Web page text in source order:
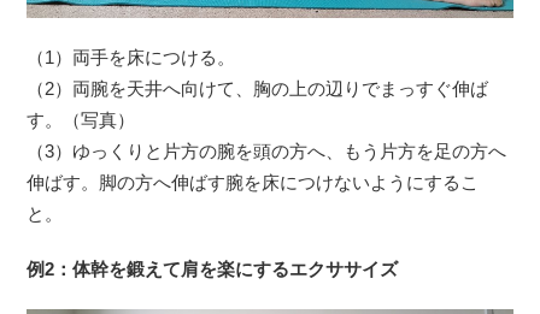
（1）両手を床につける。
（2）両腕を天井へ向けて、胸の上の辺りでまっすぐ伸ば
す。（写真）
（3）ゆっくりと片方の腕を頭の方へ、もう片方を足の方へ
伸ばす。脚の方へ伸ばす腕を床につけないようにするこ
と。
例2：体幹を鍛えて肩を楽にするエクササイズ